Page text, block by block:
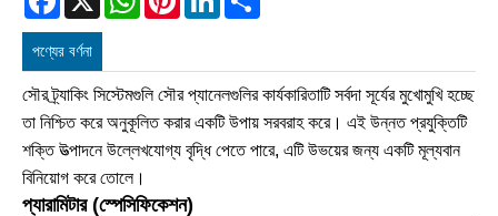
পণ্যের বর্ণনা
সৌর ট্র্যাকিং সিস্টেমগুলি সৌর প্যানেলগুলির কার্যকারিতাটি সর্বদা সূর্যের মুখোমুখি হচ্ছে
তা নিশ্চিত করে অনুকূলিত করার একটি উপায় সরবরাহ করে। এই উন্নত প্রযুক্তিটি
শক্তি উত্পাদনে উল্লেখযোগ্য বৃদ্ধি পেতে পারে, এটি উভয়ের জন্য একটি মূল্যবান
বিনিয়োগ করে তোলে।
প্যারামিটার (স্পেসিফিকেশন)